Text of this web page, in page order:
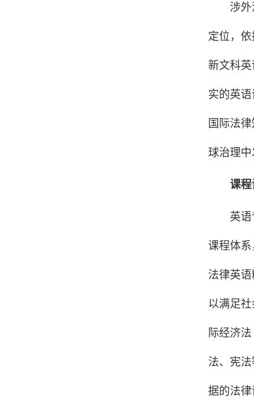
涉
定位，
新文科
实的英
国际法
球治理中
课程
英
课程体
法律英
以满足
际经济
法、宪
据的法